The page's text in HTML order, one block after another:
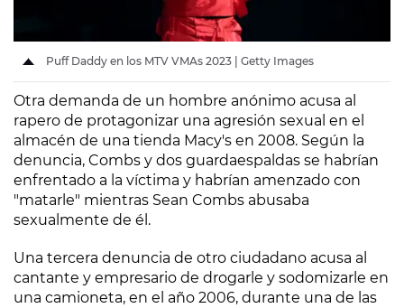
Puff Daddy en los MTV VMAs 2023 | Getty Images
Otra demanda de un hombre anónimo acusa al
rapero de protagonizar una agresión sexual en el
almacén de una tienda Macy's en 2008. Según la
denuncia, Combs y dos guardaespaldas se habrían
enfrentado a la víctima y habrían amenzado con
"matarle" mientras Sean Combs abusaba
sexualmente de él.
Una tercera denuncia de otro ciudadano acusa al
cantante y empresario de drogarle y sodomizarle en
una camioneta, en el año 2006, durante una de las